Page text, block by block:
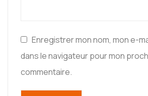
Enregistrer mon nom, mon e-
dans le navigateur pour mon
commentaire.